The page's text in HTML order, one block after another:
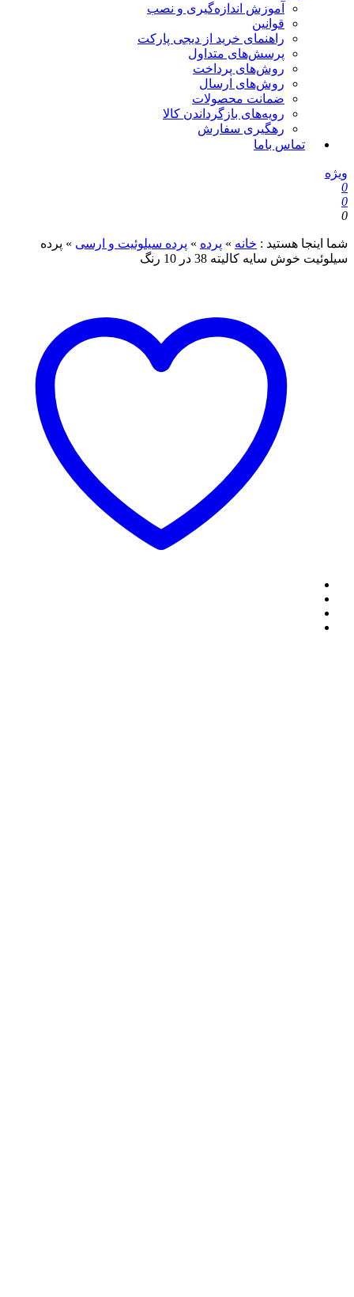
آموزش اندازه‌گیری و نصب
قوانین
راهنمای خرید از دیجی پارکت
پرسش‌های متداول
روش‌های پرداخت
روش‌های ارسال
ضمانت محصولات
رویه‌های بازگرداندن کالا
رهگیری سفارش
تماس باما
هستید : خانه» پرده» پرده سیلوئیت و ارسی» پرده
سایه کالیته 38 در 10 رنگ